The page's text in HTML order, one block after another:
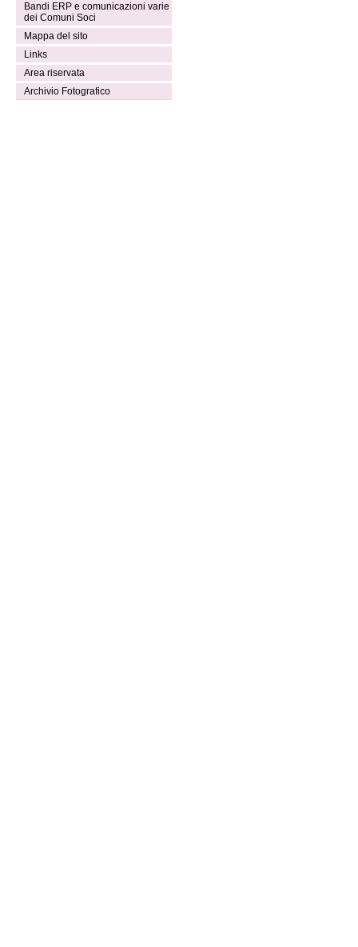
Bandi ERP e comunicazioni varie
dei Comuni Soci
Mappa del sito
Links
Area riservata
Archivio Fotografico